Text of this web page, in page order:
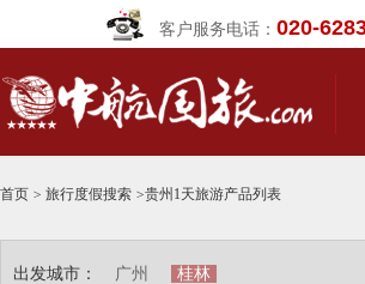
客户服务电话： 020-
首页 > 旅行度假搜索 >贵州1天旅游产品列表
出发城市： 广州 桂林